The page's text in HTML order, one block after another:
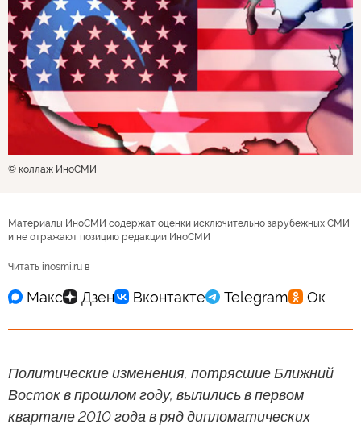
© коллаж ИноСМИ
Материалы ИноСМИ содержат оценки исключительно зарубежных СМИ
и не отражают позицию редакции ИноСМИ
Читать inosmi.ru в
Политические изменения, потрясшие Ближний
Восток в прошлом году, вылились в первом
квартале 2010 года в ряд дипломатических